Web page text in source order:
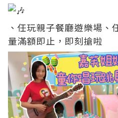
、任玩親子餐廳遊樂場、
量滿額即止，即刻搶啦